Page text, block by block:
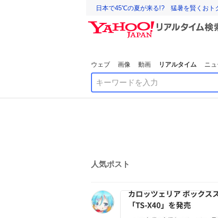
日本で45℃の夏が来る!? 猛暑を賢くおト
ウェブ 画像 動画 リアルタイム ニ
人気ポスト